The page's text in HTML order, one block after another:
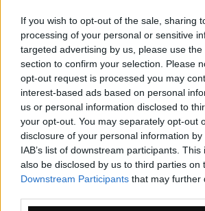
If you wish to opt-out of the sale, sharing
processing of your personal or sensitive
targeted advertising by us, please use
section to confirm your selection. Please
opt-out request is processed you may
interest-based ads based on personal
us or personal information disclosed to
your opt-out. You may separately opt-out
disclosure of your personal information
IAB’s list of downstream participants.
also be disclosed by us to third parties on
Downstream Participants that may further
Fahren Sie von Hanksville die 95er
Blanding zuerst auf der 191er nach
nach Norden bis zum Parkplatz
Koordinaten siehe oben), der direkt
4.3 Wanderung | Hike
Die Wanderung führt zuerst durch den
den Tunnel zu befahren, denn am Ende
der Ihrem Auto nicht gut tun könnte.
nichts.
Unmittelbar nach dieser Unterführung
White Canyon, dem Sie über Sand rund
Osten folgen. Rechts, etwas oberhalb
Ducket Arch (GPS-Koordinaten siehe
insgesamt einer guten Meilen sind Sie